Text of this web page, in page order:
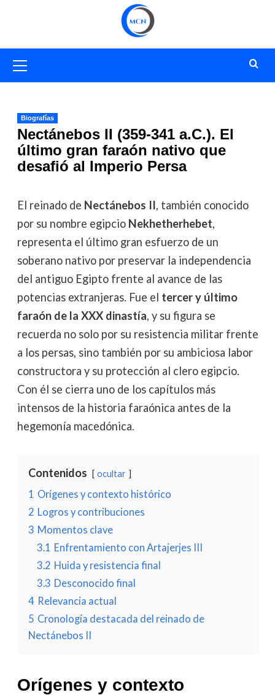
primario
Biografías
Nectánebos II (359-341 a.C.). El
último gran faraón nativo que
desafió al Imperio Persa
El reinado de Nectánebos II, también conocido
por su nombre egipcio Nekhetherhebet,
representa el último gran esfuerzo de un
soberano nativo por preservar la independencia
del antiguo Egipto frente al avance de las
potencias extranjeras. Fue el tercer y último
faraón de la XXX dinastía, y su figura se
recuerda no solo por su resistencia militar frente
a los persas, sino también por su ambiciosa labor
constructora y su protección al clero egipcio.
Con él se cierra uno de los capítulos más
intensos de la historia faraónica antes de la
hegemonía macedónica.
Contenidos ocultar
1 Orígenes y contexto histórico
2 Logros y contribuciones
3 Momentos clave
3.1 Enfrentamiento con Artajerjes III
3.2 Huida y resistencia final
3.3 Desconocido final
4 Relevancia actual
5 Cronología destacada del reinado de
Nectánebos II
Orígenes y contexto